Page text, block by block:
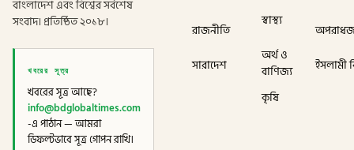
বাংলাদেশ এবং বিশ্বের সর্বশেষ
সংবাদ। প্রতিষ্ঠিত ২০১৮।
খবরের সূত্র
খবরের সূত্র আছে?
info@bdglobaltimes.com
-এ পাঠান — আমরা
ডিফল্টভাবে সূত্র গোপন রাখি।
রাজনীতি
সারাদেশ
স্বাস্থ্য
অর্থ ও
বাণিজ্য
কৃষি
ইসলামী